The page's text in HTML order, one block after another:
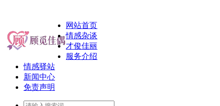
网站首页
情感杂谈
才俊佳丽
服务介绍
情感驿站
新闻中心
免责声明